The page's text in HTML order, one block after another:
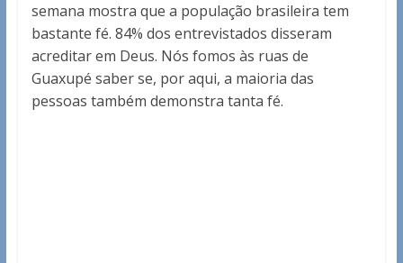
semana mostra que a população brasileira tem
bastante fé. 84% dos entrevistados disseram
acreditar em Deus. Nós fomos às ruas de
Guaxupé saber se, por aqui, a maioria das
pessoas também demonstra tanta fé.